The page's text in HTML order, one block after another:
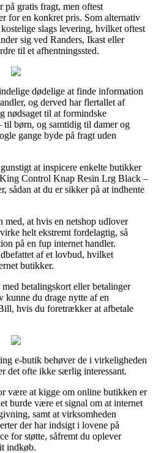
gratis fragt, men oftest
for en konkret pris. Som alternativ
slags levering, hvilket oftest
sig ved Randers, Ikast eller
til et afhentningssted.
dødelige at finde information
og derved har flertallet af
nødsaget til at formindske
til børn, og samtidig til damer og
gange byde på fragt uden
at inspicere enkelte butikker
Control Knap Resin Lrg Black –
sådan at du er sikker på at indhente
at hvis en netshop udlover
helt ekstremt fordelagtig, så
på en fup internet handler.
af et lovbud, hvilket
butikker.
betalingskort eller betalinger
kunne du drage nytte af en
hvis du foretrækker at afbetale
e-butik behøver de i virkeligheden
det ofte ikke særlig interessant.
være at kigge om online butikken er
burde være et signal om at internet
samt at virksomheden
der har indsigt i lovene på
for støtte, såfremt du oplever
indkøb.